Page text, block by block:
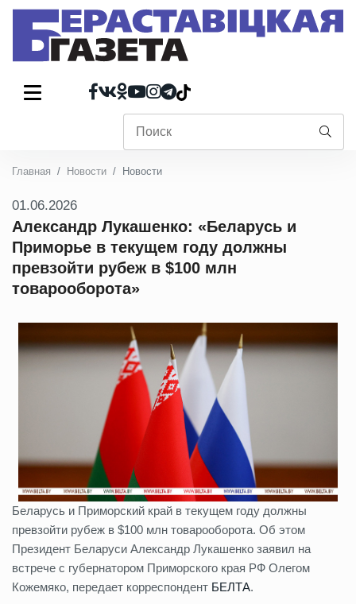
Главная Новости Новости
01.06.2026
Александр Лукашенко: «Беларусь и
Приморье в текущем году должны
превзойти рубеж в $100 млн
товарооборота»
Беларусь и Приморский край в текущем году должны
превзойти рубеж в $100 млн товарооборота. Об этом
Президент Беларуси Александр Лукашенко заявил на
встрече с губернатором Приморского края РФ Олегом
Кожемяко, передает корреспондент БЕЛТА.